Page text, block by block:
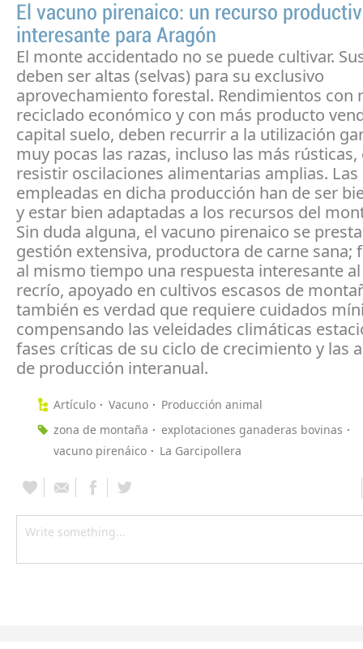
El vacuno pirenaico: un recurso
interesante para Aragón
El monte accidentado no se puede cultivar.
deben ser altas (selvas) para su exclusivo
aprovechamiento forestal. Rendimientos con
reciclado económico y con más producto
capital suelo, deben recurrir a la utilización
muy pocas las razas, incluso las más rústicas,
resistir oscilaciones alimentarias amplias. Las
empleadas en dicha producción han de ser
y estar bien adaptadas a los recursos del
Sin duda alguna, el vacuno pirenaico se
gestión extensiva, productora de carne sana;
al mismo tiempo una respuesta interesante
recrío, apoyado en cultivos escasos de
también es verdad que requiere cuidados
compensando las veleidades climáticas
fases críticas de su ciclo de crecimiento y las
de producción interanual.
Artículo Vacuno
Producción animal
zona de montaña
explotaciones ganaderas bovinas
vacuno pirenáico
La Garcipollera